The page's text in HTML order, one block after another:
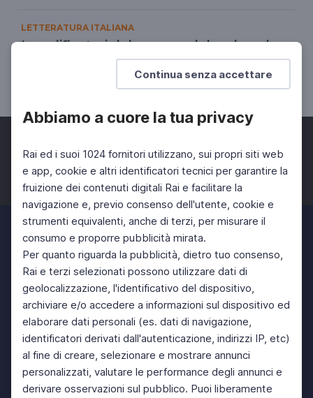
Continua senza accettare
Abbiamo a cuore la tua privacy
Rai ed i suoi 1024 fornitori utilizzano, sui propri siti web
e app, cookie e altri identificatori tecnici per garantire la
fruizione dei contenuti digitali Rai e facilitare la
navigazione e, previo consenso dell'utente, cookie e
strumenti equivalenti, anche di terzi, per misurare il
consumo e proporre pubblicità mirata.
Per quanto riguarda la pubblicità, dietro tuo consenso,
Rai e terzi selezionati possono utilizzare dati di
geolocalizzazione, l'identificativo del dispositivo,
archiviare e/o accedere a informazioni sul dispositivo ed
elaborare dati personali (es. dati di navigazione,
identificatori derivati dall'autenticazione, indirizzi IP, etc)
al fine di creare, selezionare e mostrare annunci
personalizzati, valutare le performance degli annunci e
derivare osservazioni sul pubblico. Puoi liberamente
LETTERATURA ITALIANA
I modificatori del nome e del verbo e le
espansioni della frase
Facebook Twitter Instagram